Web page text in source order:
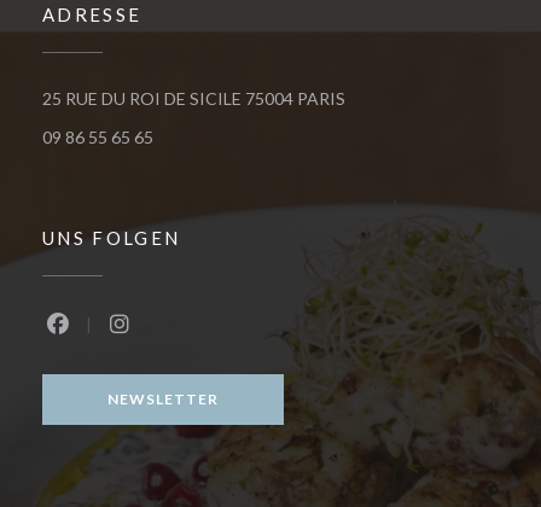
ADRESSE
25 RUE DU ROI DE SICILE 75004 PARIS
09 86 55 65 65
UNS FOLGEN
Facebook ((öffnet ein neues Fenster))
Instagram ((öffnet ein neues Fenster))
NEWSLETTER